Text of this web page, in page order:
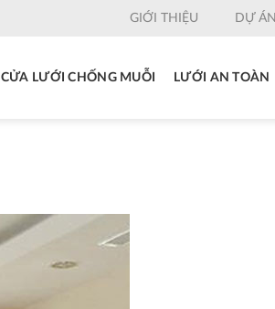
GIỚI THIỆU DỰ ÁN
CỬA LƯỚI CHỐNG MUỖI LƯỚI AN TOÀN